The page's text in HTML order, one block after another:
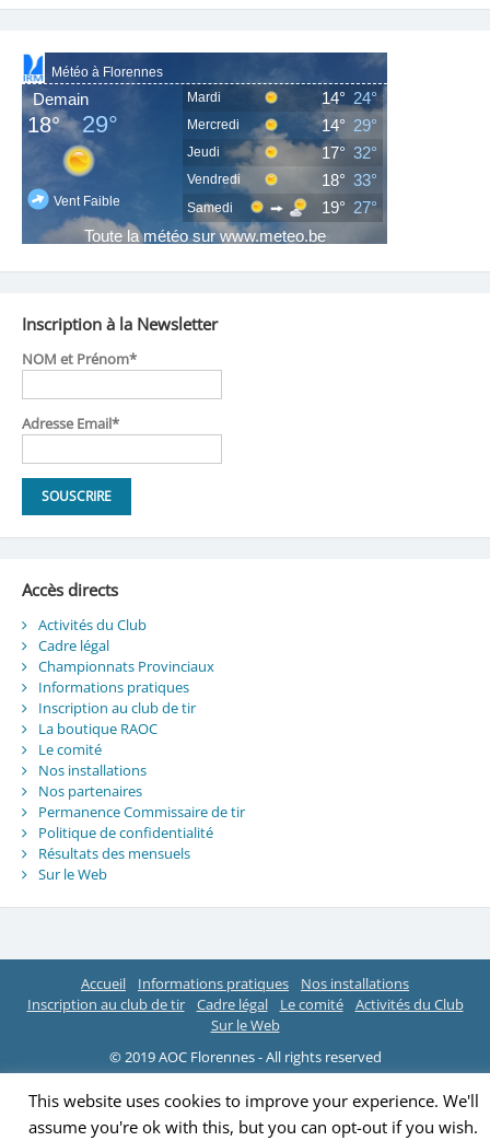
Inscription à la Newsletter
NOM et Prénom*
Adresse Email*
Accès directs
Activités du Club
Cadre légal
Championnats Provinciaux
Informations pratiques
Inscription au club de tir
La boutique RAOC
Le comité
Nos installations
Nos partenaires
Permanence Commissaire de tir
Politique de confidentialité
Résultats des mensuels
Sur le Web
Accueil Informations pratiques
Nos installations
Inscription au club de tir
Cadre légal Le comité
Activités du Club
Sur le Web
© 2019 AOC Florennes - All rights reserved
This website uses cookies to improve your experience. We'll
assume you're ok with this, but you can opt-out if you wish.